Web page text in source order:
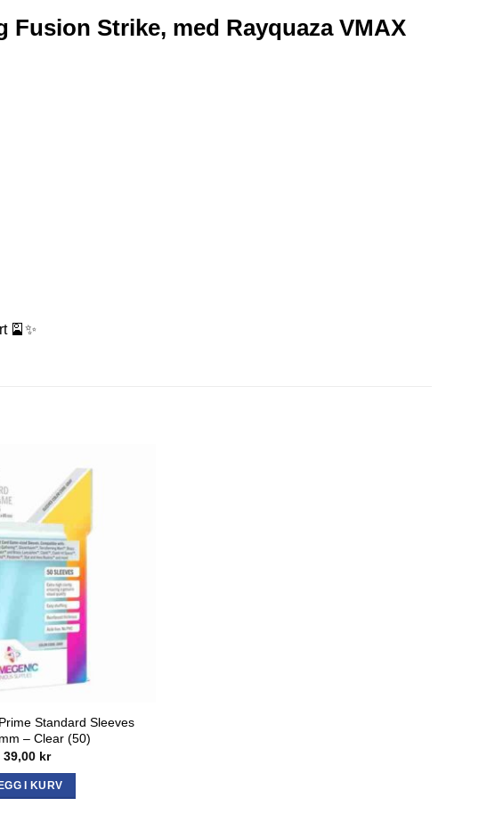
Strike, med Rayquaza VMAX
🎴✨
Standard Sleeves
– Clear (50)
39,00 kr
I KURV